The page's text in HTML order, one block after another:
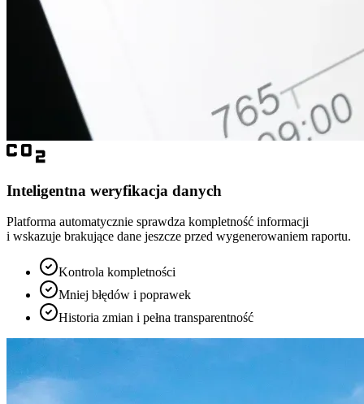
Inteligentna weryfikacja danych
Platforma automatycznie sprawdza kompletność informacji
i wskazuje brakujące dane jeszcze przed wygenerowaniem raportu.
Kontrola kompletności
Mniej błędów i poprawek
Historia zmian i pełna transparentność